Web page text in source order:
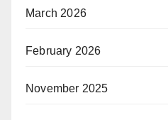
March 2026
February 2026
November 2025